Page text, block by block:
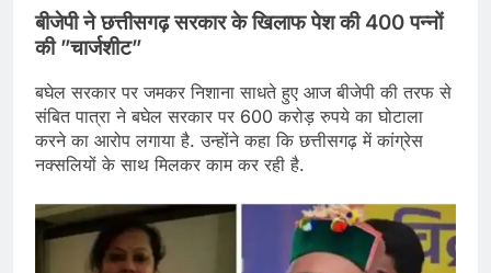
बीजेपी ने छत्तीसगढ़ सरकार के खिलाफ पेश की 400 पन्नों
की ”चार्जशीट”
बघेल सरकार पर जमकर निशाना साधते हुए आज बीजेपी की तरफ से
संबित पात्रा ने बघेल सरकार पर 600 करोड़ रुपये का घोटाला
करने का आरोप लगाया है. उन्होंने कहा कि छत्तीसगढ़ में कांग्रेस
नक्सलियों के साथ मिलकर काम कर रही है.